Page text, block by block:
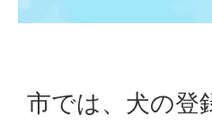
市では、犬の登